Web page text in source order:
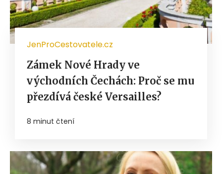
JenProCestovatele.cz
Zámek Nové Hrady ve
východních Čechách: Proč se mu
přezdívá české Versailles?
8 minut čtení